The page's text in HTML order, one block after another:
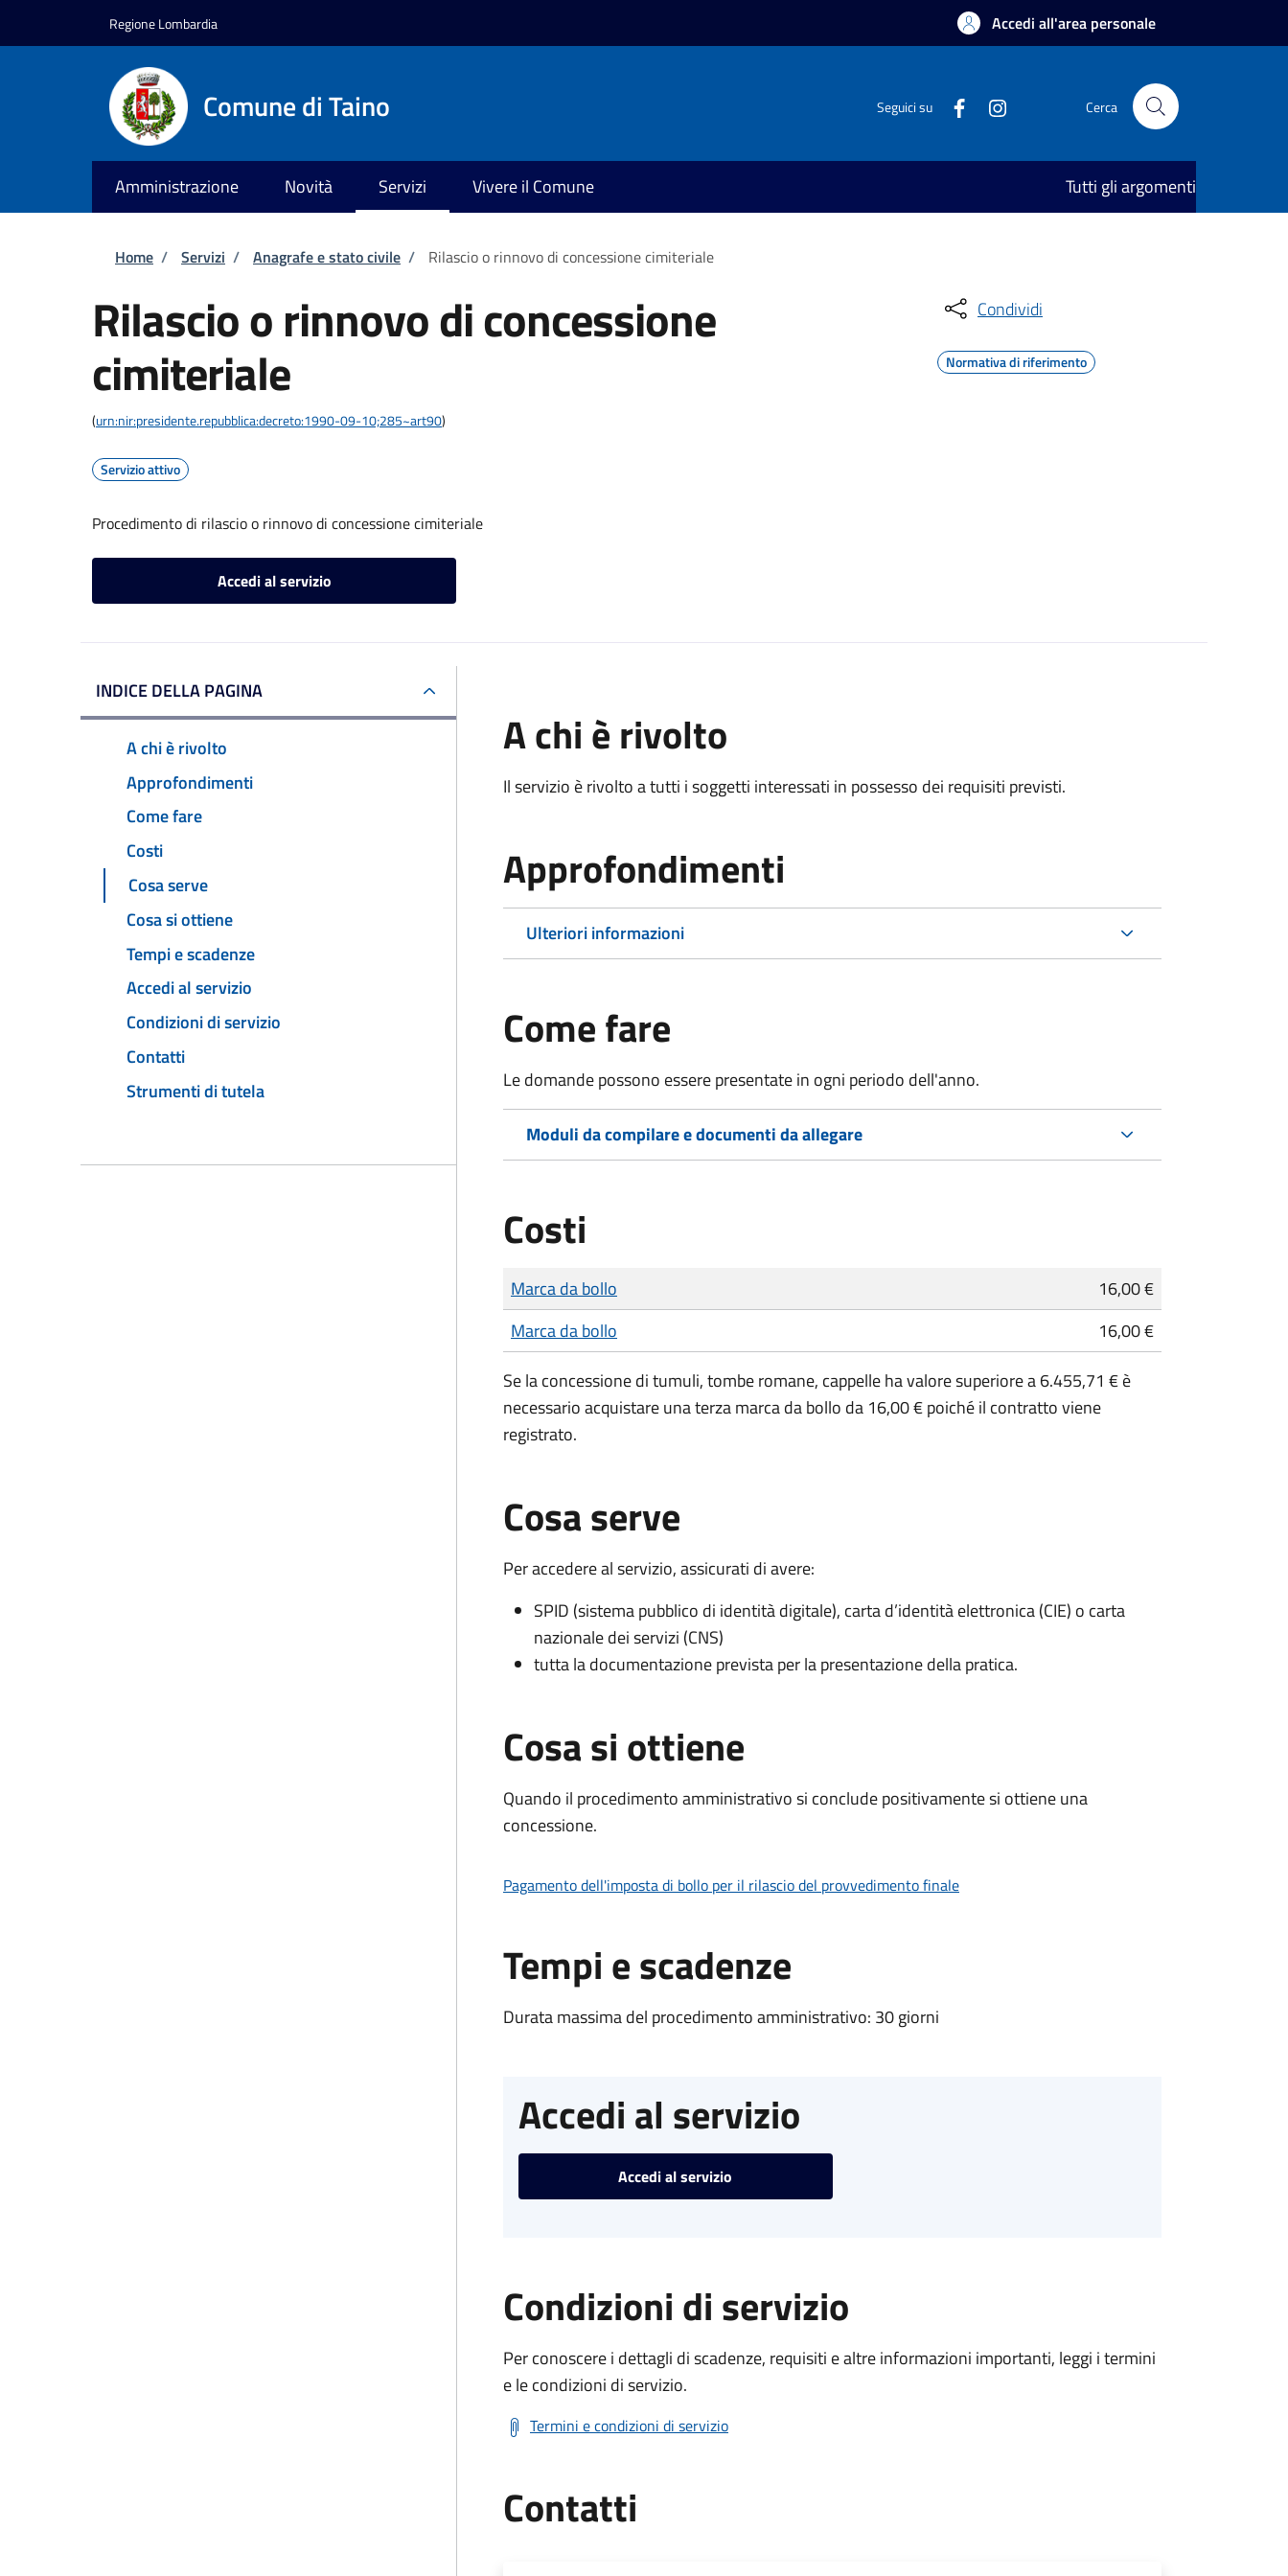
Regione Lombardia Accedi all'area personale
Comune di Taino Seguici su Cerca
Amministrazione Novità Servizi Vivere il Comune Tutti gli argomenti
Briciole di pane
Home / Servizi / Anagrafe e stato civile / Rilascio o rinnovo di concessione cimiteriale
Rilascio o rinnovo di concessione
cimiteriale
(urn:nir:presidente.repubblica:decreto:1990-09-10;285~art90)
Servizio attivo
Procedimento di rilascio o rinnovo di concessione cimiteriale
Accedi al servizio
Condividi
Normativa di riferimento
INDICE DELLA PAGINA
A chi è rivolto
Approfondimenti
Come fare
Costi
Cosa serve
Cosa si ottiene
Tempi e scadenze
Accedi al servizio
Condizioni di servizio
Contatti
Strumenti di tutela
A chi è rivolto
Il servizio è rivolto a tutti i soggetti interessati in possesso dei requisiti previsti.
Approfondimenti
Ulteriori informazioni
Come fare
Le domande possono essere presentate in ogni periodo dell'anno.
Moduli da compilare e documenti da allegare
Costi
Tipo di pagamento
Importo
Marca da bollo
16,00 €
Marca da bollo
16,00 €
Se la concessione di tumuli, tombe romane, cappelle ha valore superiore a 6.455,71 € è
necessario acquistare una terza marca da bollo da 16,00 € poiché il contratto viene
registrato.
Cosa serve
Per accedere al servizio, assicurati di avere:
SPID (sistema pubblico di identità digitale), carta d’identità elettronica (CIE) o carta
nazionale dei servizi (CNS)
tutta la documentazione prevista per la presentazione della pratica.
Cosa si ottiene
Quando il procedimento amministrativo si conclude positivamente si ottiene una
concessione.
Pagamento dell'imposta di bollo per il rilascio del provvedimento finale
Tempi e scadenze
Durata massima del procedimento amministrativo: 30 giorni
Accedi al servizio
Accedi al servizio
Condizioni di servizio
Per conoscere i dettagli di scadenze, requisiti e altre informazioni importanti, leggi i termini
e le condizioni di servizio.
Termini e condizioni di servizio
Contatti